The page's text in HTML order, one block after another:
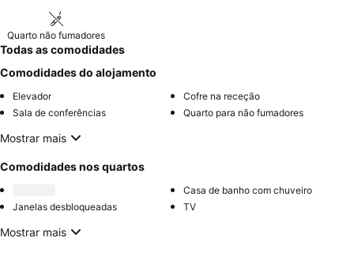
Quarto não fumadores
Todas as comodidades
Comodidades do alojamento
Elevador
Cofre na receção
Sala de conferências
Quarto para não fumadores
Mostrar mais
Comodidades nos quartos
Casa de banho com chuveiro
Janelas desbloqueadas
TV
Mostrar mais